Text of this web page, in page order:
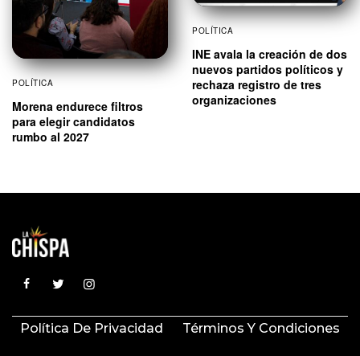
POLÍTICA
Morena endurece filtros
para elegir candidatos
rumbo al 2027
POLÍTICA
INE avala la creación de dos
nuevos partidos políticos y
rechaza registro de tres
organizaciones
Política De Privacidad Términos Y Condiciones